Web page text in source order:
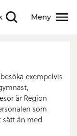
sökfält Meny
Visa meny
exempelvis
är Region
som
sätt än med